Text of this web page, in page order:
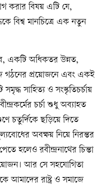
করার বিষয় এটি যে,
বিশ্ব মানচিত্রে এক নতুন
একটি অধিকতর উন্নত,
গঠনের প্রয়োজনে এবং একই
সাহিত্য ও সংস্কৃতিচর্চায়
চর্চা শুধু অব্যাহত
চতুর্দিকে ছড়িয়ে দিতে
অবক্ষয় নিয়ে নিরন্তর
হলেও রবীন্দ্রনাথের চিন্তা
আর সে সহযোগিতা
আমাদের রাষ্ট্র ও সমাজে